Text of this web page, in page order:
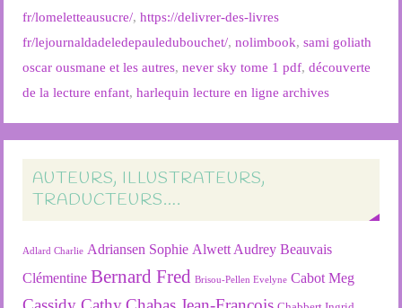
fr/lomeletteausucre/,https://delivrer-des-livres
fr/lejournaldadeledepauledubouchet/,nolimbook,sami goliath
oscar ousmane et les autres,never sky tome 1 pdf,découverte
de la lecture enfant,harlequin lecture en ligne archives
AUTEURS, ILLUSTRATEURS,
TRADUCTEURS….
Adlard Charlie Adriansen Sophie Alwett Audrey Beauvais
Clémentine Bernard Fred Brisou-Pellen Evelyne Cabot Meg